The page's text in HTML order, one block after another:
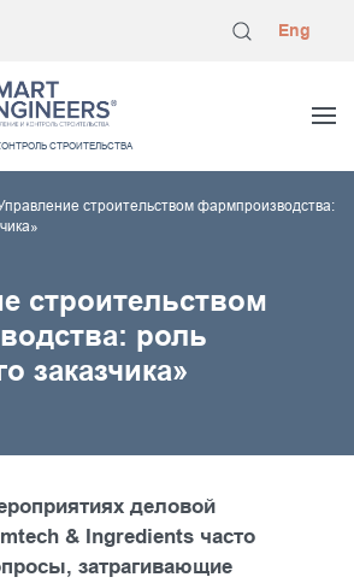
Eng
СТРОИТЕЛЬСТВА
строительством фармпроизводства:
строительством
роль
заказчика»
деловой
& Ingredients часто
затрагивающие